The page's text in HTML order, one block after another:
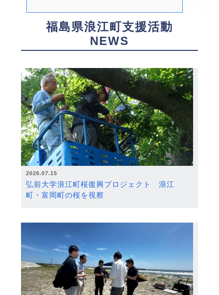
福島県浪江町支援活動
NEWS
2026.07.15
弘前大学浪江町桜復興プロジェクト 浪江
町・富岡町の桜を視察